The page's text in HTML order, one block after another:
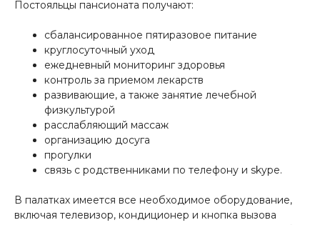
Постояльцы пансионата получают:
сбалансированное пятиразовое питание
круглосуточный уход
ежедневный мониторинг здоровья
контроль за приемом лекарств
развивающие, а также занятие лечебной
физкультурой
расслабляющий массаж
организацию досуга
прогулки
связь с родственниками по телефону и skype.
В палатках имеется все необходимое оборудование,
включая телевизор, кондиционер и кнопка вызова